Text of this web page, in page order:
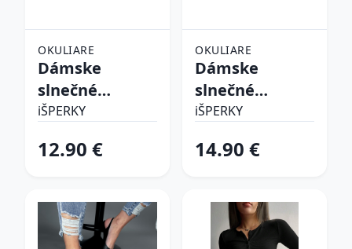
OKULIARE
Dámske
slnečné
okuliare
iŠPERKY
12.90 €
OKULIARE
Dámske
slnečné
okuliare
iŠPERKY
14.90 €